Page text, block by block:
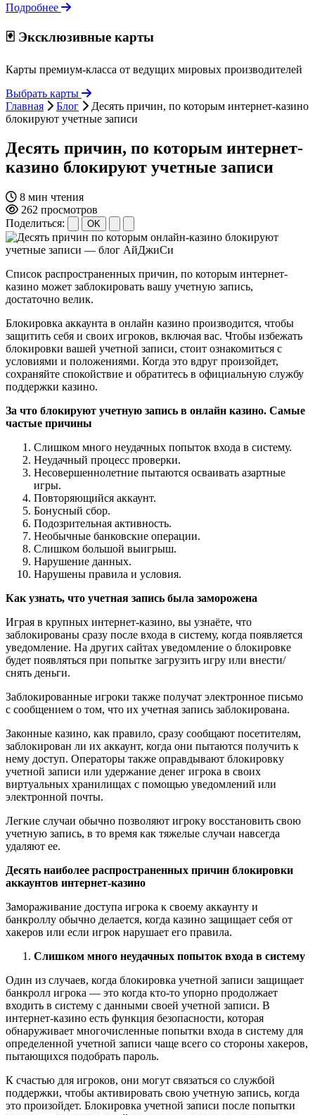
Подробнее
🃏 Эксклюзивные карты
Карты премиум-класса от ведущих мировых производителей
Выбрать карты
Главная
Блог
Десять причин, по которым интернет-казино
блокируют учетные записи
Десять причин, по которым интернет-
казино блокируют учетные записи
8 мин чтения
262 просмотров
Поделиться:
OK
Список распространенных причин, по которым интернет-
казино может заблокировать вашу учетную запись,
достаточно велик.
Блокировка аккаунта в онлайн казино производится, чтобы
защитить себя и своих игроков, включая вас. Чтобы избежать
блокировки вашей учетной записи, стоит ознакомиться с
условиями и положениями. Когда это вдруг произойдет,
сохраняйте спокойствие и обратитесь в официальную службу
поддержки казино.
За что блокируют учетную запись в онлайн казино. Самые
частые причины
Слишком много неудачных попыток входа в систему.
Неудачный процесс проверки.
Несовершеннолетние пытаются осваивать азартные
игры.
Повторяющийся аккаунт.
Бонусный сбор.
Подозрительная активность.
Необычные банковские операции.
Слишком большой выигрыш.
Нарушение данных.
Нарушены правила и условия.
Как узнать, что учетная запись была заморожена
Играя в крупных интернет-казино, вы узнаёте, что
заблокированы сразу после входа в систему, когда появляется
уведомление. На других сайтах уведомление о блокировке
будет появляться при попытке загрузить игру или внести/
снять деньги.
Заблокированные игроки также получат электронное письмо
с сообщением о том, что их учетная запись заблокирована.
Законные казино, как правило, сразу сообщают посетителям,
заблокирован ли их аккаунт, когда они пытаются получить к
нему доступ. Операторы также оправдывают блокировку
учетной записи или удержание денег игрока в своих
виртуальных хранилищах с помощью уведомлений или
электронной почты.
Легкие случаи обычно позволяют игроку восстановить свою
учетную запись, в то время как тяжелые случаи навсегда
удаляют ее.
Десять наиболее распространенных причин блокировки
аккаунтов интернет-казино
Замораживание доступа игрока к своему аккаунту и
банкроллу обычно делается, когда казино защищает себя от
хакеров или если игрок нарушает его правила.
Слишком много неудачных попыток входа в систему
Один из случаев, когда блокировка учетной записи защищает
банкролл игрока — это когда кто-то упорно продолжает
входить в систему с данными своей учетной записи. В
интернет-казино есть функция безопасности, которая
обнаруживает многочисленные попытки входа в систему для
определенной учетной записи чаще всего со стороны хакеров,
пытающихся подобрать пароль.
К счастью для игроков, они могут связаться со службой
поддержки, чтобы активировать свою учетную запись, когда
это произойдет. Блокировка учетной записи после попытки